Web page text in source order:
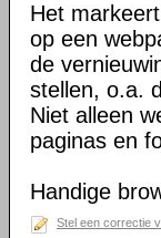
Het
op een
de
stellen, o.a.
Niet alleen
paginas en
Handige
Stel een correctie